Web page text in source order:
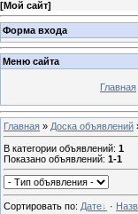
[Мой сайт]
Форма входа
Меню сайта
Главная
Главная » Доска объявлений
В категории объявлений: 1
Показано объявлений: 1-1
Сортировать по: Дате ·